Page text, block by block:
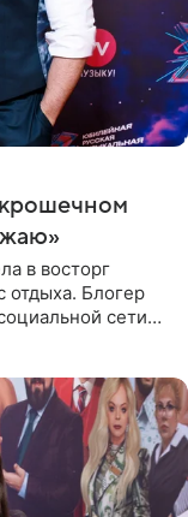
в восторг
отдыха. Блогер
сети